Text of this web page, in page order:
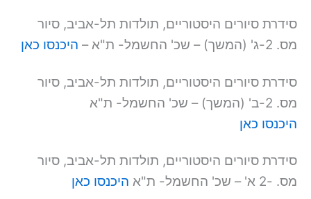
סידרת סיורים היסטוריים, תולדות תל-אביב, סיור
מס. 2-ג' (המשך) – שכ' החשמל- ת"א –
היכנסו כאן
סידרת סיורים היסטוריים, תולדות תל-אביב, סיור
מס. 2-ב' (המשך) – שכ' החשמל- ת"א
היכנסו כאן
סידרת סיורים היסטוריים, תולדות תל-אביב, סיור
מס. -2 א' – שכ' החשמל- ת"א
היכנסו כאן